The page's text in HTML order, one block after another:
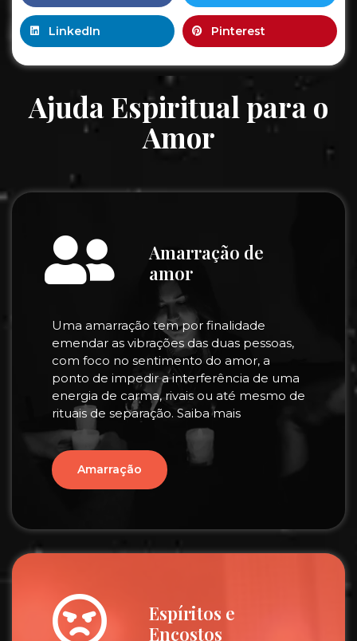
LinkedIn Pinterest
Ajuda Espiritual para o
Amor
Amarração de
amor
Uma amarração tem por finalidade
emendar as vibrações das duas pessoas,
com foco no sentimento do amor, a
ponto de impedir a interferência de uma
energia de carma, rivais ou até mesmo de
rituais de separação. Saiba mais
Amarração
Espíritos e
Encostos